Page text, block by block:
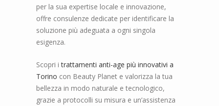
per la sua expertise locale e innovazione,
offre consulenze dedicate per identificare la
soluzione più adeguata a ogni singola
esigenza.
Scopri itrattamenti anti-age più innovativi a
Torino con Beauty Planet e valorizza la tua
bellezza in modo naturale e tecnologico,
grazie a protocolli su misura e un’assistenza